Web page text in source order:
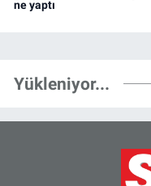
ne yaptı
Yükleniyor...